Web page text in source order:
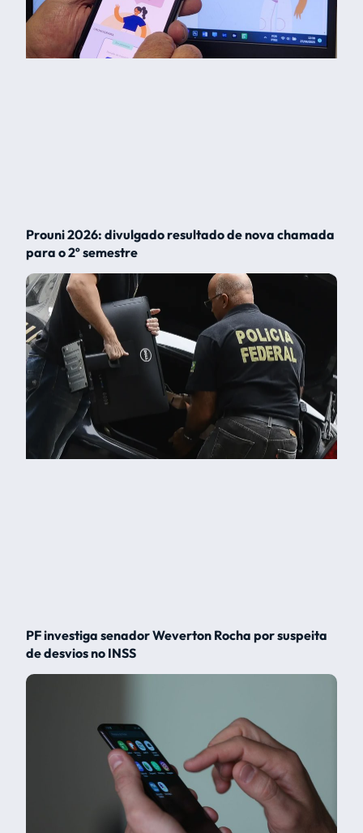
Prouni 2026: divulgado resultado de nova chamada
para o 2º semestre
PF investiga senador Weverton Rocha por suspeita
de desvios no INSS